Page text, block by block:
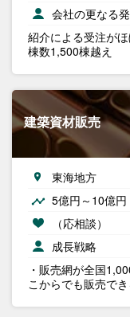
会社の更なる
紹介による受注が
棟数1,500棟越え
建築資材販売
東海地方
5億円～10億円
（応相談）
成長戦略
・販売網が全国
こからでも販売で